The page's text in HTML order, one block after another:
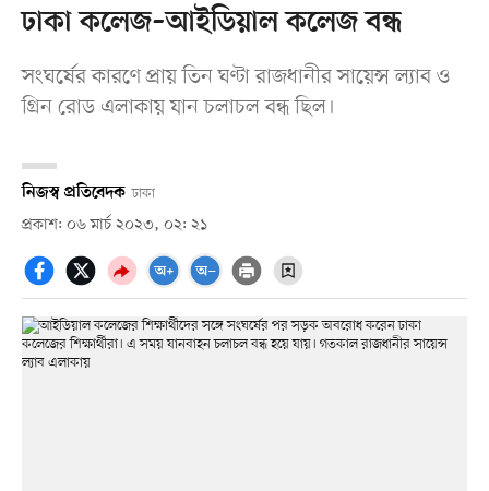
ঢাকা কলেজ–আইডিয়াল কলেজ বন্ধ
সংঘর্ষের কারণে প্রায় তিন ঘণ্টা রাজধানীর সায়েন্স ল্যাব ও
গ্রিন রোড এলাকায় যান চলাচল বন্ধ ছিল।
নিজস্ব প্রতিবেদক ঢাকা
প্রকাশ: ০৬ মার্চ ২০২৩, ০২: ২১